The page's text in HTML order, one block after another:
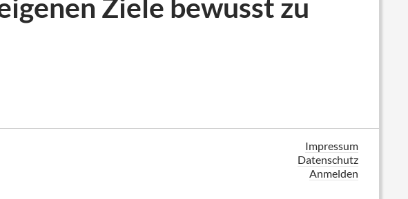
Ziele bewusst zu
Impressum
Datenschutz
Anmelden